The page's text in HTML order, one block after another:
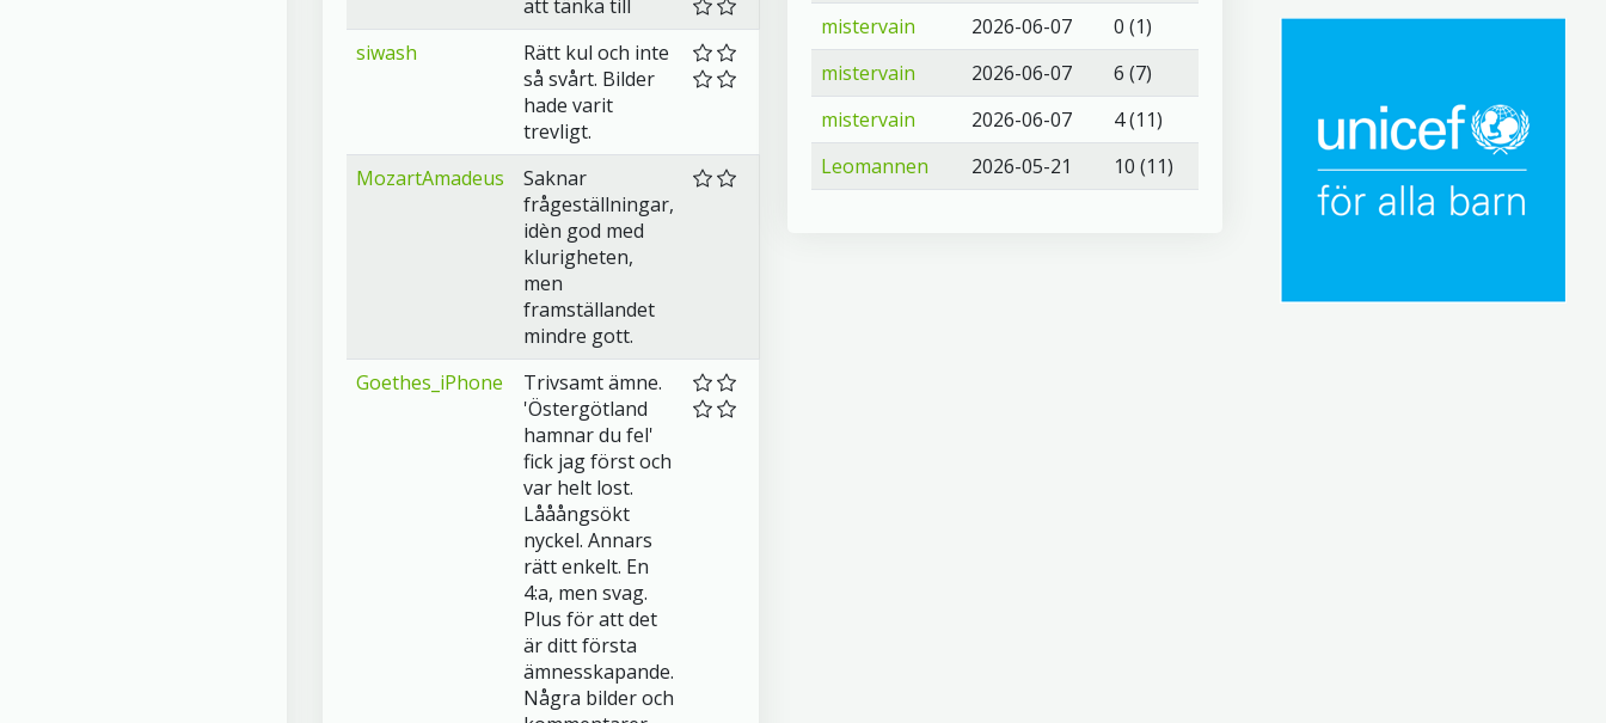
att tänka till
siwash
Rätt kul och inte
så svårt. Bilder
hade varit
trevligt.
MozartAmadeus
Saknar
frågeställningar,
idèn god med
klurigheten,
men
framställandet
mindre gott.
Goethes_iPhone
Trivsamt ämne.
'Östergötland
hamnar du fel'
fick jag först och
var helt lost.
Lååångsökt
nyckel. Annars
rätt enkelt. En
4:a, men svag.
Plus för att det
är ditt första
ämnesskapande.
Några bilder och
mistervain
2026-06-07
0 (1)
mistervain
2026-06-07
6 (7)
mistervain
2026-06-07
4 (11)
Leomannen
2026-05-21 10 (11)